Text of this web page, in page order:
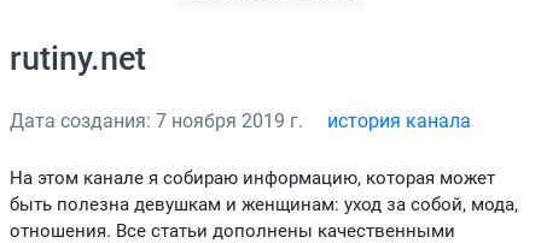
rutiny.net
Дата создания: 7 ноября 2019 г. история канала
На этом канале я собираю информацию, которая может
быть полезна девушкам и женщинам: уход за собой, мода,
отношения. Все статьи дополнены качественными